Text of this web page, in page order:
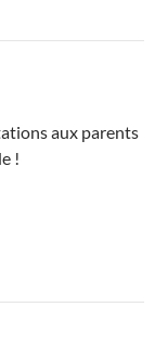
aux parents
!